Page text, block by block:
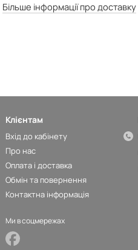
Більше інформації про доставку
Клієнтам
Вхід до кабінету
Про нас
Оплата і доставка
Обмін та повернення
Контактна інформація
Ми в соцмережах